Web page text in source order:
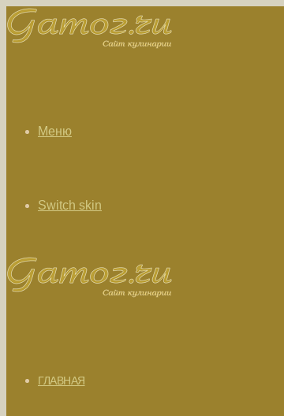
Меню
Switch skin
ГЛАВНАЯ